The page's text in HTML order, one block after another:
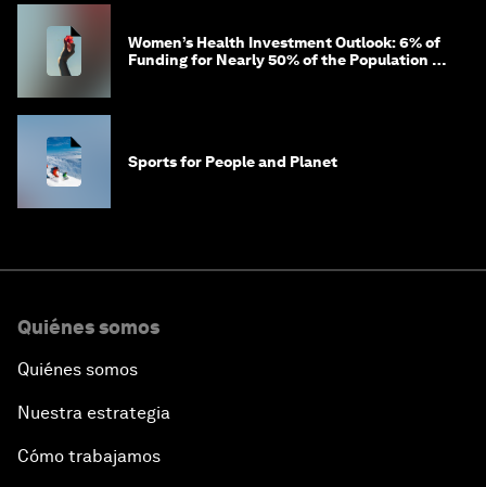
Women’s Health Investment Outlook: 6% of
Funding for Nearly 50% of the Population –
Sports for People and Planet
Quiénes somos
Quiénes somos
Nuestra estrategia
Cómo trabajamos